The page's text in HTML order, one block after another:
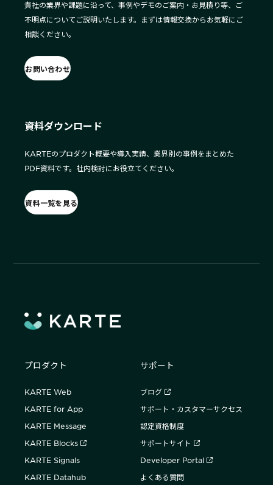
貴社の業界や課題に沿って、事例やデモのご案内・お見積り等、ご
不明点についてご説明いたします。まずは情報交換からお気軽にご
相談ください。
お問い合わせ
資料ダウンロード
KARTEのプロダクト概要や導入実績、業界別の事例をまとめた
PDF資料です。社内検討にお役立てください。
資料一覧を見る
プロダクト
KARTE Web
KARTE for App
KARTE Message
KARTE Blocks
KARTE Signals
KARTE Datahub
サポート
ブログ
サポート・カスタマーサクセス
認定資格制度
サポートサイト
Developer Portal
よくある質問